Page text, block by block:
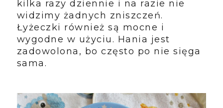
kilka razy dziennie i na razie nie
widzimy żadnych zniszczeń.
Łyżeczki również są mocne i
wygodne w użyciu. Hania jest
zadowolona, bo często po nie sięga
sama.